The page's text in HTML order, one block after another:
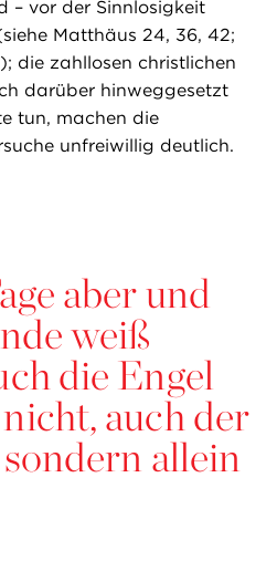
– vor der Sinnlosigkeit
Matthäus 24, 36, 42;
die zahllosen christlichen
darüber hinweggesetzt
tun, machen die
unfreiwillig deutlich.
aber und
weiß
die Engel
auch der
allein